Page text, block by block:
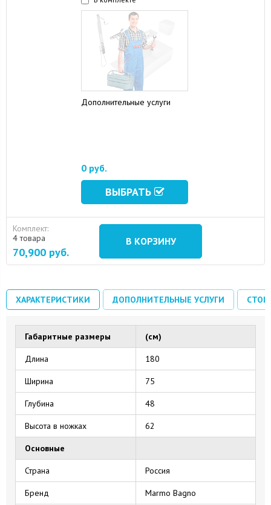
16 August 2024 10 September 2024
Дополнительные услуги
0 руб.
ВЫБРАТЬ
Комплект:
4 товара
70,900 руб.
В КОРЗИНУ
ХАРАКТЕРИСТИКИ ДОПОЛНИТЕЛЬНЫЕ УСЛУГИ
Габаритные размеры (см)
Длина 180
Ширина 75
Глубина 48
Высота в ножках 62
Основные
Страна Россия
Бренд Marmo Bagno